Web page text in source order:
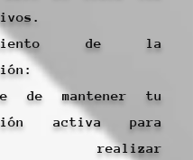
de la
de mantener tu
activa para
realizar